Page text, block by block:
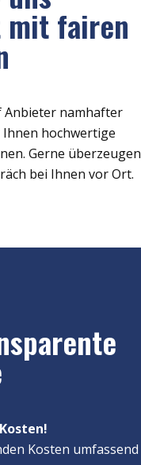
mit fairen
Anbieter namhafter
hochwertige
Gerne überzeugen
bei Ihnen vor Ort.
Kosten umfassend